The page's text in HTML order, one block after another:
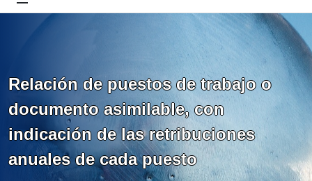
Relación de puestos de trabajo o
documento asimilable, con
indicación de las retribuciones
anuales de cada puesto